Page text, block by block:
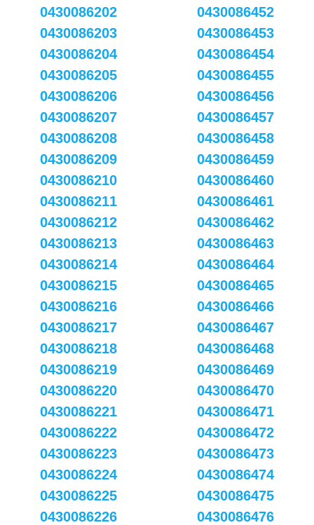
0430086202
0430086203
0430086204
0430086205
0430086206
0430086207
0430086208
0430086209
0430086210
0430086211
0430086212
0430086213
0430086214
0430086215
0430086216
0430086217
0430086218
0430086219
0430086220
0430086221
0430086222
0430086223
0430086224
0430086225
0430086226
0430086452
0430086453
0430086454
0430086455
0430086456
0430086457
0430086458
0430086459
0430086460
0430086461
0430086462
0430086463
0430086464
0430086465
0430086466
0430086467
0430086468
0430086469
0430086470
0430086471
0430086472
0430086473
0430086474
0430086475
0430086476